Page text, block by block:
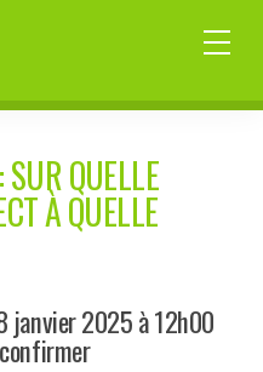
: SUR QUELLE
À QUELLE
janvier 2025 à 12h00